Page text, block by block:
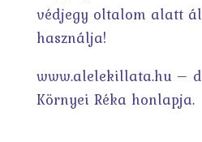
védjegy oltalom alatt
használja!
www.alelekillata.hu –
Környei Réka honlapja.